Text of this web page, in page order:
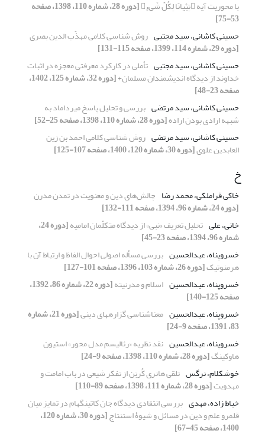
با محوریت آیه تِبْیانًا لِکُلِّ شَیءٍ [دوره 28، شماره 110، 1398، صفحه
53-75]
حسینی کاشانی، سید مجتبی روش شناسی کلامی مهذّب الدین بصری
[دوره 29، شماره 114، 1399، صفحه 115-131]
حسینی کاشانی، سید مجتبی تأملی در کارکرد معرفتی معجزه در اثبات
خداوند از دیدگاه اندیشمندان مسلمان+ [دوره 32، شماره 125، 1402،
صفحه 23-48]
حسینی کاشانی، سید مرتضی بررسی و تحلیل پاسخ میرداماد به
شبهه ارادی بودن اراده[دوره 28، شماره 110، 1398، صفحه 25-52]
حسینی کاشانی، سید مرتضی روش شناسی کلامی احمد بن زین
العابدین علوی[دوره 30، شماره 120، 1400، صفحه 107-125]
خ
خاکی قراملکی، محمد رضا چالش‌های دین و معنویت در تمدن مدرن
[دوره 24، شماره 96، 1394، صفحه 111-132]
خانی، علی تحلیل تعریف «نبی» از دیدگاه متکلّمان امامیه [دوره 24،
شماره 96، 1394، صفحه 23-45]
خسروپناه، عبدالحسین بررسی مسأله اصولی احوال الفاظ و ارتباط آن با
هرمنوتیک[دوره 26، شماره 103، 1396، صفحه 101-127]
خسروپناه، عبدالحسین اسلام و مدرنیته [دوره 22، شماره 86، 1392،
صفحه 125-140]
خسروپناه، عبدالحسین معناشناسی گزاره‏های دینی [دوره 21، شماره
83، 1391، صفحه 9-24]
خسروپناه، عبدالحسین نقد نظریه «رئالیسم مدل محور» استیون
هاوکینگ[دوره 28، شماره 110، 1398، صفحه 9-24]
خوشکلام، نرگس تلقی هانری کُربَن از تفکر شیعی در باب امامت و
مهدویت[دوره 28، شماره 111، 1398، صفحه 89-110]
خیاط زاده، مهدی بررسی انتقادی دیدگاه جان کاتینگهام در تمایز میان
قلمرو علم و دین در مسائل و شیوۀ استنتاج [دوره 30، شماره 120،
1400، صفحه 45-67]